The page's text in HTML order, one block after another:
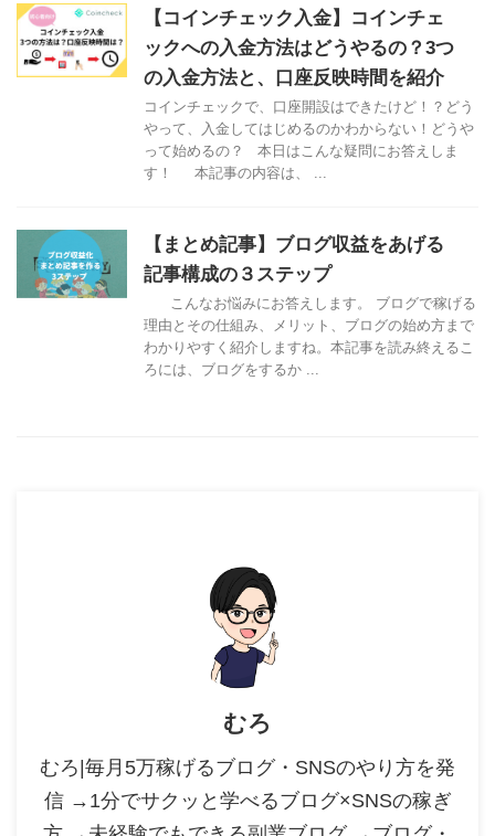
【コインチェック入金】コインチェ
ックへの入金方法はどうやるの？3つ
の入金方法と、口座反映時間を紹介
コインチェックで、口座開設はできたけど！？どう
やって、入金してはじめるのかわからない！どうや
って始めるの？ 本日はこんな疑問にお答えしま
す！ 本記事の内容は、 ...
【まとめ記事】ブログ収益をあげる
記事構成の３ステップ
こんなお悩みにお答えします。 ブログで稼げる
理由とその仕組み、メリット、ブログの始め方まで
わかりやすく紹介しますね。本記事を読み終えるこ
ろには、ブログをするか ...
むろ
むろ|毎月5万稼げるブログ・SNSのやり方を発
信 →1分でサクッと学べるブログ×SNSの稼ぎ